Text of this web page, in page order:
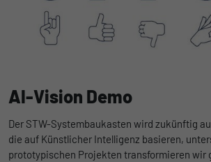
AI-Vision Demo
Der STW-Systembaukasten wird zukünftig
die auf Künstlicher Intelligenz basieren,
prototypischen Projekten transformieren wir